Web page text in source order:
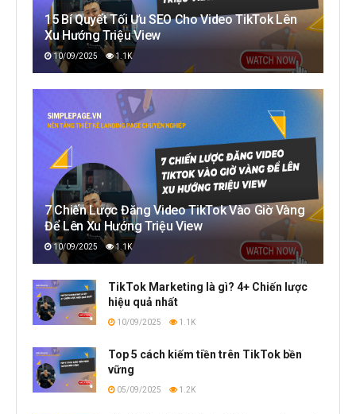
15 Bí Quyết Tối Ưu SEO Cho Video TikTok Lên
Xu Hướng Triệu View
10/09/2025 1.1K
7 Chiến Lược Đăng Video TikTok Vào Giờ Vàng
Để Lên Xu Hướng Triệu View
10/09/2025 1.1K
TikTok Marketing là gì? 4+ Chiến lược
hiệu quả nhất
10/09/2025 1.1K
Top 5 cách kiếm tiền trên TikTok bền
vững
05/09/2025 1.2K